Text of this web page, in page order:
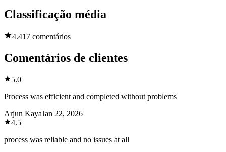
Classificação média
4.417 comentários
Comentários de clientes
5.0
Process was efficient and completed without problems
Arjun KayaJan 22, 2026
4.5
process was reliable and no issues at all